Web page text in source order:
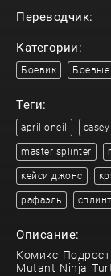
Переводчик:
Категории:
Боевик Боевые
Теги:
april oneil
master splinter
кейси джонс
рафаэль
Описание:
Комикс
Mutant Ninja